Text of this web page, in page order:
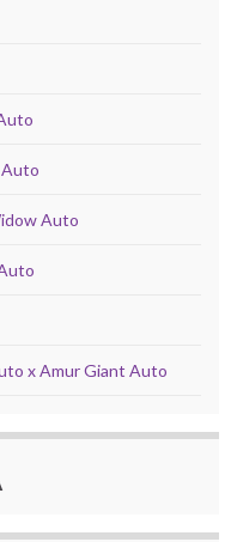
Auto
Auto
x Amur Giant Auto